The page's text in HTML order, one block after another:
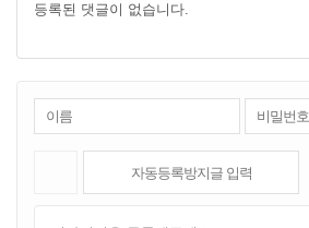
등록된 댓글이 없습니다.